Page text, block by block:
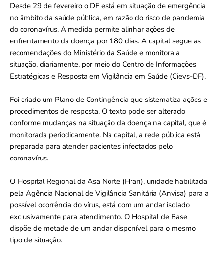
Desde 29 de fevereiro o DF está em situação de emergência
no âmbito da saúde pública, em razão do risco de pandemia
do coronavírus. A medida permite alinhar ações de
enfrentamento da doença por 180 dias. A capital segue as
recomendações do Ministério da Saúde e monitora a
situação, diariamente, por meio do Centro de Informações
Estratégicas e Resposta em Vigilância em Saúde (Cievs-DF).
Foi criado um Plano de Contingência que sistematiza ações e
procedimentos de resposta. O texto pode ser alterado
conforme mudanças na situação da doença na capital, que é
monitorada periodicamente. Na capital, a rede pública está
preparada para atender pacientes infectados pelo
coronavírus.
O Hospital Regional da Asa Norte (Hran), unidade habilitada
pela Agência Nacional de Vigilância Sanitária (Anvisa) para a
possível ocorrência do vírus, está com um andar isolado
exclusivamente para atendimento. O Hospital de Base
dispõe de metade de um andar disponível para o mesmo
tipo de situação.